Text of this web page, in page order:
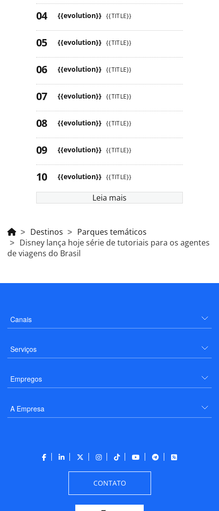
{{evolution}} {{TITLE}}
{{evolution}} {{TITLE}}
{{evolution}} {{TITLE}}
{{evolution}} {{TITLE}}
{{evolution}} {{TITLE}}
{{evolution}} {{TITLE}}
{{evolution}} {{TITLE}}
Leia mais
Destinos
Parques temáticos
Disney lança hoje série de tutoriais para os agentes
de viagens do Brasil
Canais
Serviços
Empregos
A Empresa
CONTATO